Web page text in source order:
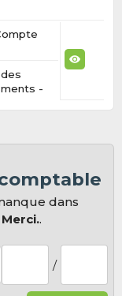
-
dans
.
/